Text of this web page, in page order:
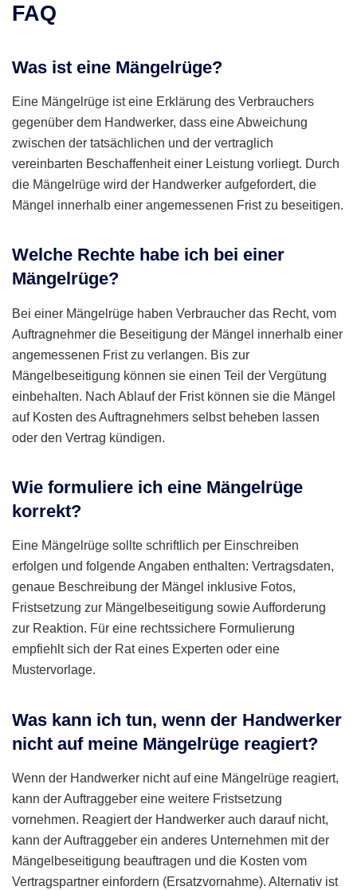
FAQ
Was ist eine Mängelrüge?
Eine Mängelrüge ist eine Erklärung des Verbrauchers
gegenüber dem Handwerker, dass eine Abweichung
zwischen der tatsächlichen und der vertraglich
vereinbarten Beschaffenheit einer Leistung vorliegt. Durch
die Mängelrüge wird der Handwerker aufgefordert, die
Mängel innerhalb einer angemessenen Frist zu beseitigen.
Welche Rechte habe ich bei einer
Mängelrüge?
Bei einer Mängelrüge haben Verbraucher das Recht, vom
Auftragnehmer die Beseitigung der Mängel innerhalb einer
angemessenen Frist zu verlangen. Bis zur
Mängelbeseitigung können sie einen Teil der Vergütung
einbehalten. Nach Ablauf der Frist können sie die Mängel
auf Kosten des Auftragnehmers selbst beheben lassen
oder den Vertrag kündigen.
Wie formuliere ich eine Mängelrüge
korrekt?
Eine Mängelrüge sollte schriftlich per Einschreiben
erfolgen und folgende Angaben enthalten: Vertragsdaten,
genaue Beschreibung der Mängel inklusive Fotos,
Fristsetzung zur Mängelbeseitigung sowie Aufforderung
zur Reaktion. Für eine rechtssichere Formulierung
empfiehlt sich der Rat eines Experten oder eine
Mustervorlage.
Was kann ich tun, wenn der Handwerker
nicht auf meine Mängelrüge reagiert?
Wenn der Handwerker nicht auf eine Mängelrüge reagiert,
kann der Auftraggeber eine weitere Fristsetzung
vornehmen. Reagiert der Handwerker auch darauf nicht,
kann der Auftraggeber ein anderes Unternehmen mit der
Mängelbeseitigung beauftragen und die Kosten vom
Vertragspartner einfordern (Ersatzvornahme). Alternativ ist